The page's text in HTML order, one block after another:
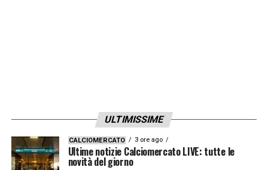
ULTIMISSIME
CALCIOMERCATO 3 ore ago
Ultime notizie Calciomercato LIVE: tutte le
novità del giorno